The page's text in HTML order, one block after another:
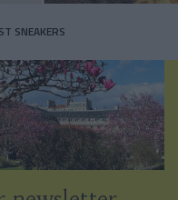
SNEAKERS